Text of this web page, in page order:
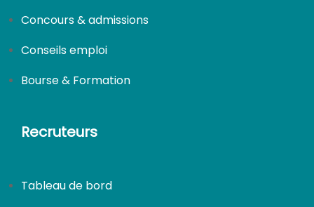
Concours & admissions
Conseils emploi
Bourse & Formation
Recruteurs
Tableau de bord